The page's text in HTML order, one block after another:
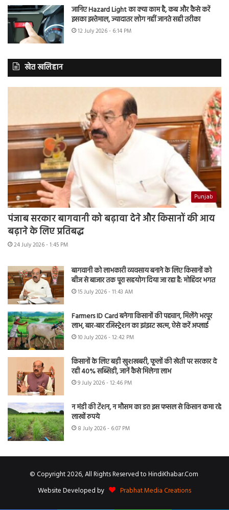
जानिए Hazard Light का क्या काम है, कब और कैसे करें
इसका इस्तेमाल, ज्यादातर लोग नहीं जानते सही तरीका
12 July 2026 - 6:14 PM
खेत खलिहान
Punjab
पंजाब सरकार बागवानी को बढ़ावा देने और किसानों की आय
बढ़ाने के लिए प्रतिबद्ध
24 July 2026 - 1:45 PM
बागवानी को लाभकारी व्यवसाय बनाने के लिए किसानों को
बीज से बाजार तक पूरा सहयोग दिया जा रहा है: मोहिंदर भगत
15 July 2026 - 11:43 AM
Farmers ID Card बनेगा किसानों की पहचान, मिलेंगे भरपूर
लाभ, बार-बार रजिस्ट्रेशन का झंझट खत्म, ऐसे करें अप्लाई
10 July 2026 - 12:42 PM
किसानों के लिए बड़ी खुशखबरी, फूलों की खेती पर सरकार दे
रही 40% सब्सिडी, जानें कैसे मिलेगा लाभ
9 July 2026 - 12:46 PM
न मंडी की टेंशन, न मौसम का डर! इस फसल से किसान कमा रहे
लाखों रुपये
8 July 2026 - 6:07 PM
© Copyright 2026, All Rights Reserved to HindiKhabar.Com
Website Developed by
Prabhat Media Creations